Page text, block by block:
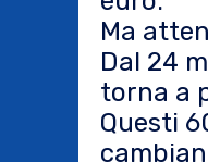
Ma
Dal 24
torna a
Questi